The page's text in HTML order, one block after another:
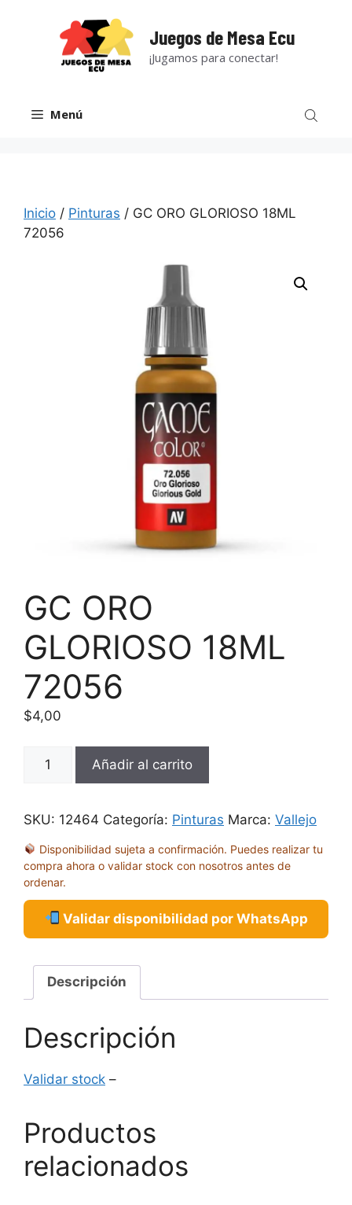
Juegos de Mesa Ecu
¡Jugamos para conectar!
Menú
Inicio / Pinturas / GC ORO GLORIOSO 18ML
72056
GC ORO
GLORIOSO 18ML
72056
$4,00
ORO
18ML
cantidad
Añadir al carrito
SKU: 12464 Categoría: Pinturas Marca: Vallejo
Disponibilidad sujeta a confirmación. Puedes realizar tu
compra ahora o validar stock con nosotros antes de
ordenar.
Validar disponibilidad por WhatsApp
Descripción
Descripción
Validar stock –
Productos
relacionados